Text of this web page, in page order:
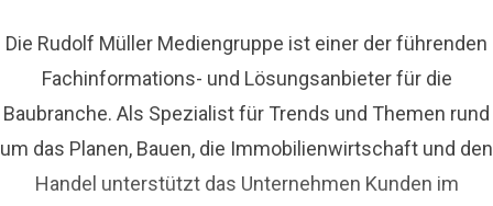
Die Rudolf Müller Mediengruppe ist einer der führenden
Fachinformations- und Lösungsanbieter für die
Baubranche. Als Spezialist für Trends und Themen rund
um das Planen, Bauen, die Immobilienwirtschaft und den
Handel unterstützt das Unternehmen Kunden im